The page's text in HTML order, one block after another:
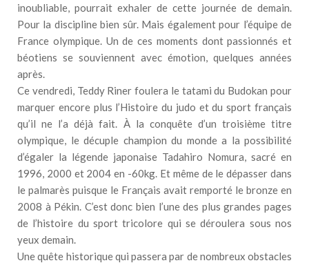
inoubliable, pourrait exhaler de cette journée de demain.
Pour la discipline bien sûr. Mais également pour l’équipe de
France olympique. Un de ces moments dont passionnés et
béotiens se souviennent avec émotion, quelques années
après.
Ce vendredi, Teddy Riner foulera le tatami du Budokan pour
marquer encore plus l’Histoire du judo et du sport français
qu’il ne l’a déjà fait. À la conquête d’un troisième titre
olympique, le décuple champion du monde a la possibilité
d’égaler la légende japonaise Tadahiro Nomura, sacré en
1996, 2000 et 2004 en -60kg. Et même de le dépasser dans
le palmarès puisque le Français avait remporté le bronze en
2008 à Pékin. C’est donc bien l’une des plus grandes pages
de l’histoire du sport tricolore qui se déroulera sous nos
yeux demain.
Une quête historique qui passera par de nombreux obstacles